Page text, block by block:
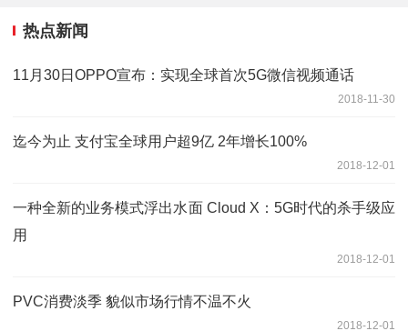
热点新闻
11月30日OPPO宣布：实现全球首次5G微信视频通话
2018-11-30
迄今为止 支付宝全球用户超9亿 2年增长100%
2018-12-01
一种全新的业务模式浮出水面 Cloud X：5G时代的杀手级应
用
2018-12-01
PVC消费淡季 貌似市场行情不温不火
2018-12-01